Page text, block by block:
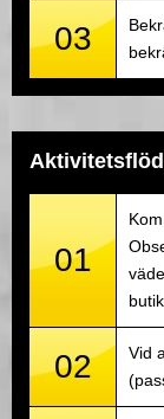
03
01
02
Vid